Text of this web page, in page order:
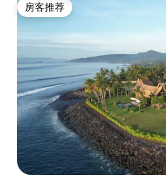
房客推荐
房客推荐